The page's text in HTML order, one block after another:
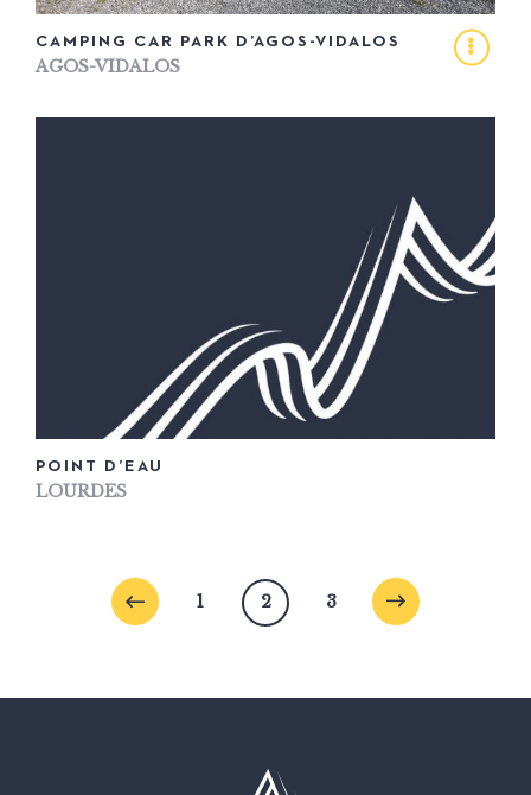
CAMPING CAR PARK D’AGOS-VIDALOS
AGOS-VIDALOS
POINT D’EAU
LOURDES
1 2 3